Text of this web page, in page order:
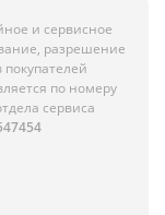
и сервисное
разрешение
покупателей
по номеру
сервиса